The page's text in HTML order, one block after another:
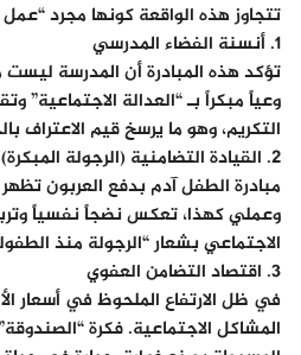
​تتجاوز هذه الواقعة كونها مجرد
​1. أنسنة الفضاء المدرسي
​تؤكد هذه المبادرة أن المدرسة
وعياً مبكراً بـ “العدالة
التكريم، وهو ما يرسخ قيم الاعتراف
​2. القيادة التضامنية (الرجولة المبكرة)
​مبادرة الطفل آدم بدفع العربون
وعملي كهذا، تعكس نضجاً نفسياً
الاجتماعي بشعار “الرجولة منذ
​3. اقتصاد التضامن العفوي
المشاكل الاجتماعية. فكرة